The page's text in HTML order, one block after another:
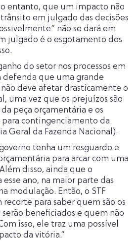
entanto, que um impacto não
em julgado das decisões
não se dará em
julgado é o esgotamento dos
do setor nos processos em
defenda que uma grande
deve afetar drasticamente o
uma vez que os prejuízos são
peça orçamentária e os
para contingenciamento da
Geral da Fazenda Nacional).
tenha um resguardo e
para arcar com uma
disso, ainda que o
ano, na maior parte das
modulação. Então, o STF
para saber quem são os
beneficiados e quem não
isso, ele traz uma possível
da vitória.”